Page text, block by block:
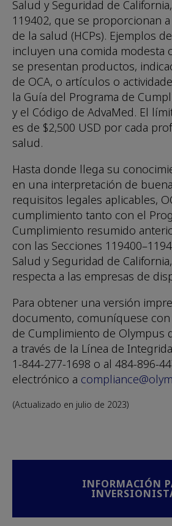
Salud y Seguridad de
119402, que se proporcionan
de la salud (HCPs). Ejemplos
incluyen una comida modesta
se presentan productos,
de OCA, o artículos o
la Guía del Programa de
y el Código de AdvaMed. El
es de $2,500 USD por cada
salud.
Hasta donde llega su
en una interpretación de
requisitos legales aplicables,
cumplimiento tanto con el
Cumplimiento resumido
con las Secciones
Salud y Seguridad de
respecta a las empresas de
Para obtener una versión
documento, comuníquese
de Cumplimiento de Olympus
a través de la Línea de
1-844-277-1698 o al 484-896-
electrónico a
(Actualizado en julio de 2023)
INFORMACIÓN